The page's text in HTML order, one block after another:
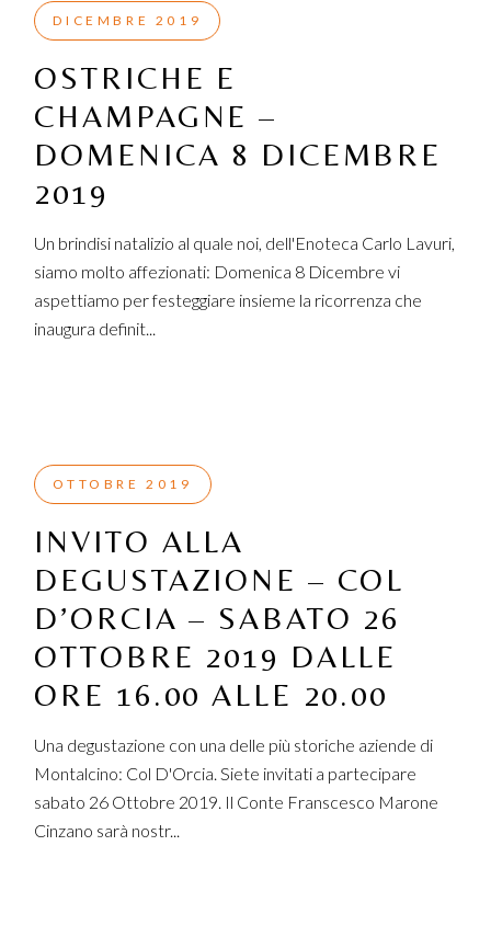
DICEMBRE 2019
OSTRICHE E
CHAMPAGNE –
DOMENICA 8 DICEMBRE
2019
Un brindisi natalizio al quale noi, dell'Enoteca Carlo Lavuri,
siamo molto affezionati: Domenica 8 Dicembre vi
aspettiamo per festeggiare insieme la ricorrenza che
inaugura definit...
OTTOBRE 2019
INVITO ALLA
DEGUSTAZIONE – COL
D’ORCIA – SABATO 26
OTTOBRE 2019 DALLE
ORE 16.00 ALLE 20.00
Una degustazione con una delle più storiche aziende di
Montalcino: Col D'Orcia. Siete invitati a partecipare
sabato 26 Ottobre 2019. Il Conte Franscesco Marone
Cinzano sarà nostr...